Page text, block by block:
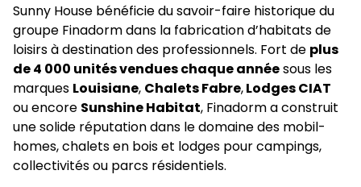
Sunny House bénéficie du savoir-faire historique du
groupe Finadorm dans la fabrication d’habitats de
loisirs à destination des professionnels. Fort de plus
de 4 000 unités vendues chaque annéesous les
marques Louisiane, Chalets Fabre,Lodges CIAT
ou encore Sunshine Habitat, Finadorm a construit
une solide réputation dans le domaine des mobil-
homes, chalets en bois et lodges pour campings,
collectivités ou parcs résidentiels.